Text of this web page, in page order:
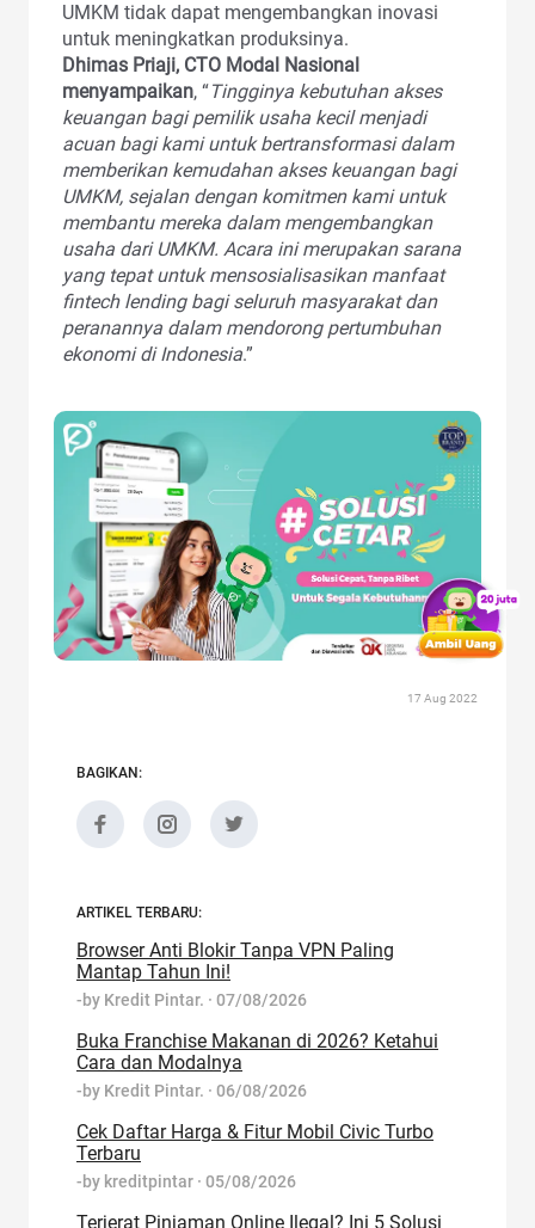
UMKM tidak dapat mengembangkan inovasi
untuk meningkatkan produksinya.
Dhimas Priaji, CTO Modal Nasional
menyampaikan, “Tingginya kebutuhan akses
keuangan bagi pemilik usaha kecil menjadi
acuan bagi kami untuk bertransformasi dalam
memberikan kemudahan akses keuangan bagi
UMKM, sejalan dengan komitmen kami untuk
membantu mereka dalam mengembangkan
usaha dari UMKM. Acara ini merupakan sarana
yang tepat untuk mensosialisasikan manfaat
fintech lending bagi seluruh masyarakat dan
peranannya dalam mendorong pertumbuhan
ekonomi di Indonesia.”
17 Aug 2022
BAGIKAN:
ARTIKEL TERBARU:
Browser Anti Blokir Tanpa VPN Paling
Mantap Tahun Ini!
-by Kredit Pintar. · 07/08/2026
Buka Franchise Makanan di 2026? Ketahui
Cara dan Modalnya
-by Kredit Pintar. · 06/08/2026
Cek Daftar Harga & Fitur Mobil Civic Turbo
Terbaru
-by kreditpintar · 05/08/2026
Terjerat Pinjaman Online Ilegal? Ini 5 Solusi